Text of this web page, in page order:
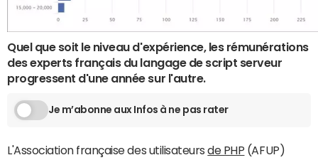
Quel que soit le niveau d'expérience, les rémunérations
des experts français du langage de script serveur
progressent d'une année sur l'autre.
Je m’abonne aux Infos à ne pas rater
L'Association française des utilisateursde PHP (AFUP)